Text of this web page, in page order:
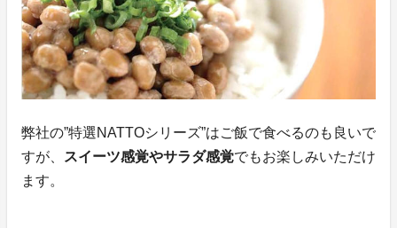
弊社の”特選NATTOシリーズ”はご飯で食べるのも良いで
すが、
スイーツ感覚やサラダ感覚でもお楽しみいただけ
ます。